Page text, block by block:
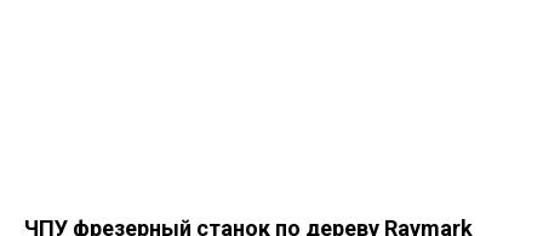
ЧПУ фрезерный станок по дереву Raymark